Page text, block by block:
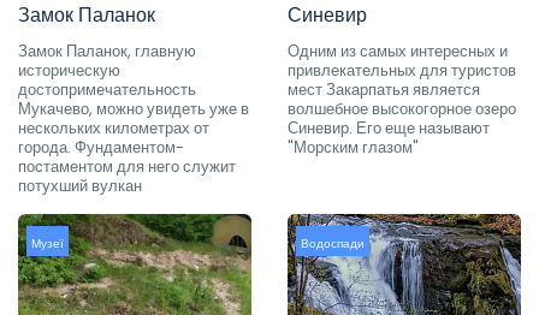
Замок Паланок
Замок Паланок, главную
историческую
достопримечательность
Мукачево, можно увидеть уже в
нескольких километрах от
города. Фундаментом-
постаментом для него служит
потухший вулкан
Синевир
Одним из самых интересных и
привлекательных для туристов
мест Закарпатья является
волшебное высокогорное озеро
Синевир. Его еще называют
"Морским глазом"
Музеї Водоспади